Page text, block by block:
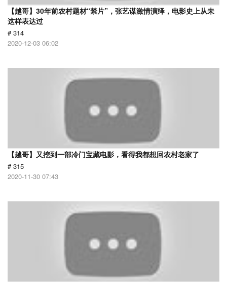
【越哥】30年前农村题材“禁片”，张艺谋激情演绎，电影史上从未
这样表达过
# 314
2020-12-03 06:02
【越哥】又挖到一部冷门宝藏电影，看得我都想回农村老家了
# 315
2020-11-30 07:43